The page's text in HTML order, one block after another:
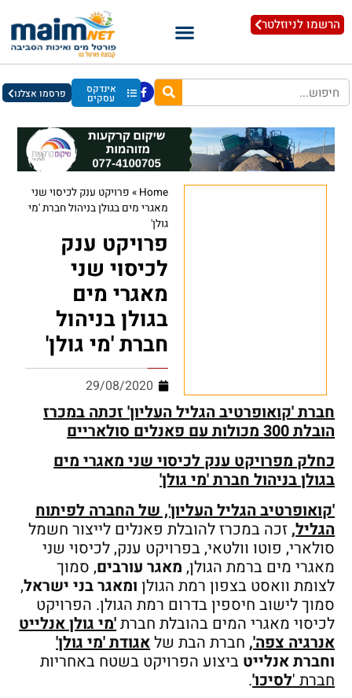
הרשמו לניוזלטר
אינדקס
עסקים פרסמו אצלנו
Home
» פרויקט ענק לכיסוי שני
מאגרי מים בגולן בניהול חברת 'מי
גולן'
פרויקט ענק
לכיסוי שני
מאגרי מים
בגולן בניהול
חברת 'מי גולן'
29/08/2020
חברת 'קואופרטיב הגליל העליון' זכתה במכרז
הובלת 300 מכולות עם פאנלים סולאריים
כחלק מפרויקט ענק לכיסוי שני מאגרי מים
בגולן בניהול חברת 'מי גולן'
'קואופרטיב הגליל העליון', של החברה לפיתוח
הגליל, זכה במכרז להובלת פאנלים לייצור חשמל
סולארי, פוטו וולטאי, בפרויקט ענק, לכיסוי שני
מאגרי מים ברמת הגולן, מאגר עורבים, סמוך
לצומת וואסט בצפון רמת הגולן ומאגר בני ישראל,
סמוך לישוב חיספין בדרום רמת הגולן. הפרויקט
לכיסוי מאגרי המים בהובלת חברת'מי גולן אנלייט
אנרגיה צפה', חברת הבת שלאגודת 'מי גולן'
וחברת אנלייט ביצוע הפרויקט בשטח באחריות
חברת 'לסיכו'.